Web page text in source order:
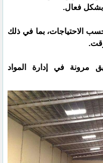
بشكل فعال.
الاحتياجات، بما في ذلك
مرونة في إدارة المواد